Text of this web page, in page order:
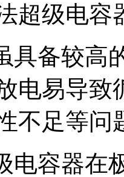
超级电
具备较高
电易导致
不足等问
电容器在